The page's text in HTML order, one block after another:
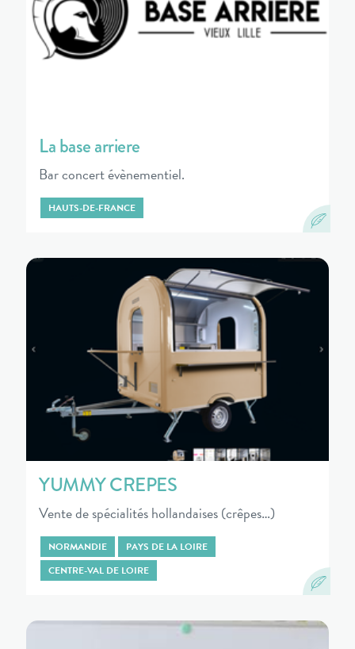
La base arriere
Bar concert évènementiel.
HAUTS-DE-FRANCE
YUMMY CREPES
Vente de spécialités hollandaises (crêpes…)
NORMANDIE
PAYS DE LA LOIRE
CENTRE-VAL DE LOIRE